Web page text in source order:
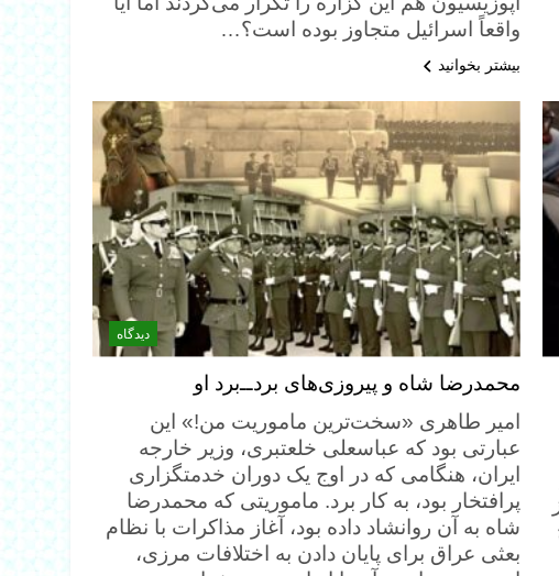
واقعاً اسرائیل متجاوز بوده است؟…
بیشتر بخوانید
دیدگاه
محمدرضا شاه و پیروزی‌های برد‌ــ‌برد او
امیر طاهری «سخت‌ترین ماموریت من!» این
عبارتی بود که عباسعلی خلعتبری، وزیر خارجه
ایران، هنگامی که در اوج یک دوران خدمتگزاری
پرافتخار بود، به کار برد. ماموریتی که محمدرضا
شاه به آن روانشاد داده بود، آغاز مذاکرات با نظام
بعثی عراق برای پایان دادن به اختلافات مرزی،